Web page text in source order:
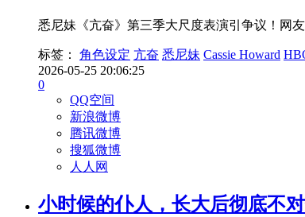
悉尼妹《亢奋》第三季大尺度表演引争议！网
标签： 角色设定 亢奋 悉尼妹 Cassie Howard
2026-05-25 20:06:25
0
QQ空间
新浪微博
腾讯微博
搜狐微博
人人网
小时候的仆人，长大后彻底不